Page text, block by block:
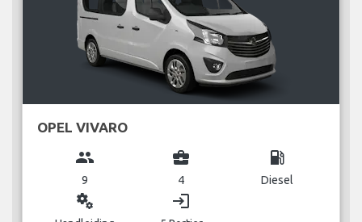
OPEL VIVARO
group
9
business_center
4
local_gas_station
Diesel
miscellaneous_services login